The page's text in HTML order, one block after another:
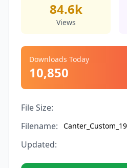
84.6k
Views
Downloads Today
10,850
File Size:
Filename:
Updated: